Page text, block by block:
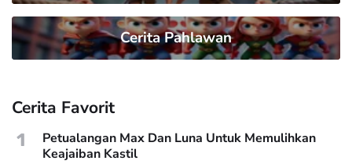
Cerita Pahlawan
Cerita Favorit
1
Petualangan Max Dan Luna Untuk Memulihkan
Keajaiban Kastil